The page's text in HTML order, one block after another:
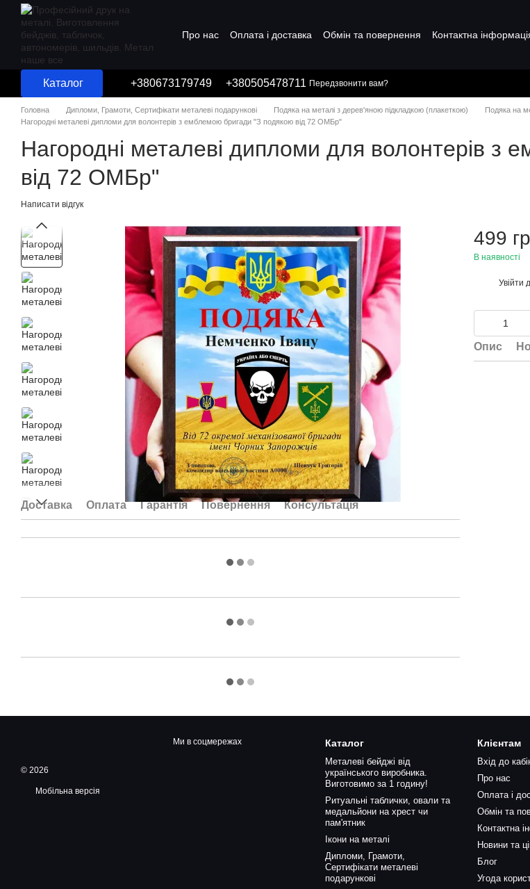
Перейти до основного контенту
Про нас Оплата і доставка Обмін та повернення Контактна
Каталог +380673179749 +380505478711 Передзвонити вам?
Головна Дипломи, Грамоти, Сертифікати металеві подарункові Подяка на металі з дерев'яною підкладкою (плакеткою)
Подяка на
Нагородні металеві дипломи для волонтерів з емблемою бригади "З подякою від 72 ОМБр"
Нагородні металеві дипломи для волонтерів з
від 72 ОМБр"
Написати відгук
Доставка Оплата Гарантія Повернення Консультація
499
В наявності
Увійти
Опис
© 2026
Мобільна версія
Ми в соцмережах Каталог
Металеві бейджі від
українського виробника.
Виготовимо за 1 годину!
Ритуальні таблички, овали та
медальйони на хрест чи
пам'ятник
Ікони на металі
Дипломи, Грамоти,
Сертифікати металеві
подарункові
Клієнтам
Вхід до
Про нас
Оплата і
Обмін та
Контактна
Новини та
Блог
Угода